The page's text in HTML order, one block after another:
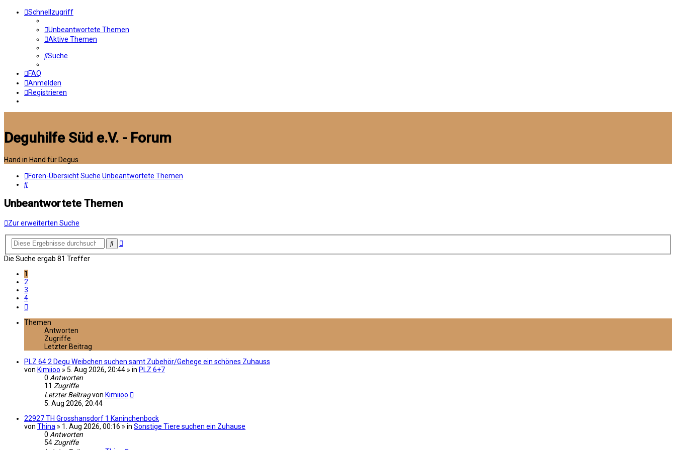
Schnellzugriff
Unbeantwortete Themen
Aktive Themen
Suche
FAQ
Anmelden
Registrieren
Deguhilfe Süd e.V. - Forum
Hand in Hand für Degus
Foren-ÜbersichtSuche Unbeantwortete Themen
Suche
Unbeantwortete Themen
Zur erweiterten Suche
SucheErweiterte
Die Suche ergab 81 Treffer
1
2
3
4
Themen
Antworten
Zugriffe
Letzter Beitrag
PLZ 64 2 Degu Weibchen suchen samt Zubehör/Gehege ein schönes Zuhauss
von Kimiioo » 5. Aug 2026, 20:44 » in PLZ 6+7
0 Antworten
11 Zugriffe
Letzter Beitragvon Kimiioo
5. Aug 2026, 20:44
22927 TH Grosshansdorf 1 Kaninchenbock
von Thina » 1. Aug 2026, 00:16 » in Sonstige Tiere suchen ein Zuhause
0 Antworten
54 Zugriffe